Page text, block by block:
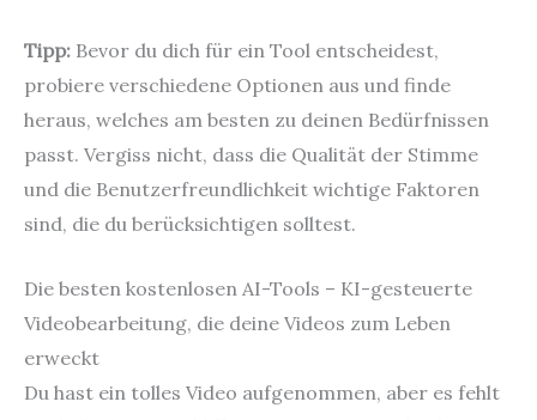
Tipp: Bevor du dich für ein Tool entscheidest,
probiere verschiedene Optionen aus und finde
heraus, welches am besten zu deinen Bedürfnissen
passt. Vergiss nicht, dass die Qualität der Stimme
und die Benutzerfreundlichkeit wichtige Faktoren
sind, die du berücksichtigen solltest.
Die besten kostenlosen AI-Tools – KI-gesteuerte
Videobearbeitung, die deine Videos zum Leben
erweckt
Du hast ein tolles Video aufgenommen, aber es fehlt